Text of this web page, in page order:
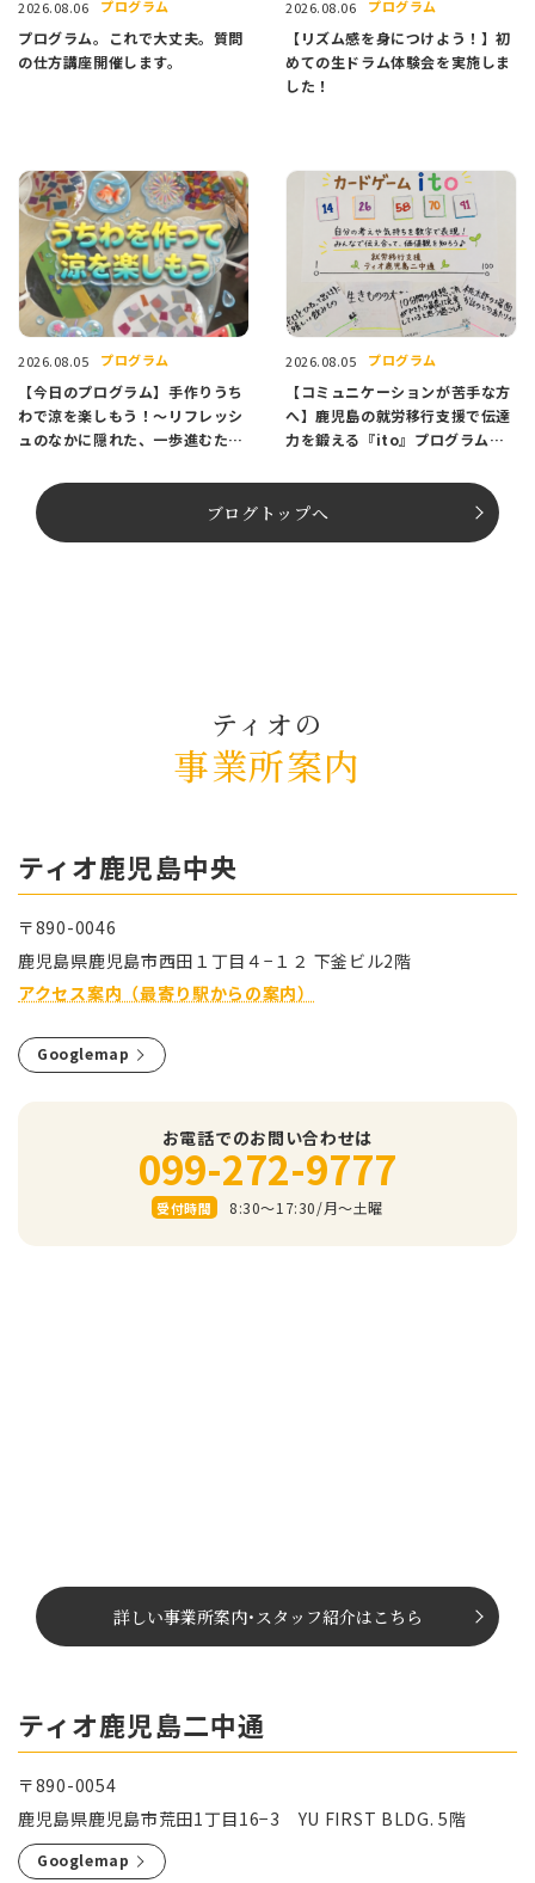
2026.08.06 プログラム
プログラム。これで大丈夫。質問
の仕方講座開催します。
2026.08.06 プログラム
【リズム感を身につけよう！】初
めての生ドラム体験会を実施しま
した！
2026.08.05 プログラム
【今日のプログラム】手作りうち
わで涼を楽しもう！〜リフレッシ
ュのなかに隠れた、一歩進むため
2026.08.05 プログラム
【コミュニケーションが苦手な方
へ】鹿児島の就労移行支援で伝達
力を鍛える『ito』プログラム紹
ブログトップへ
ティオの
事業所案内
ティオ⿅児島中央
〒890-0046
⿅児島県⿅児島市⻄⽥１丁⽬４−１２ 下釜ビル2階
アクセス案内（最寄り駅からの案内）
Googlemap
お電話でのお問い合わせは
099-272-9777
受付時間 8:30～17:30/⽉〜⼟曜
詳しい事業所案内･スタッフ紹介はこちら
ティオ鹿児島二中通
〒890-0054
鹿児島県鹿児島市荒田1丁目16−3 YU FIRST BLDG. 5階
Googlemap